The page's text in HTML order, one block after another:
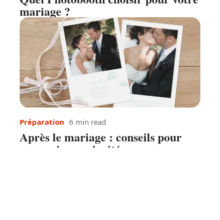
mariage ?
Préparation 6 min read
Après le mariage : conseils pour
remercier vos invités